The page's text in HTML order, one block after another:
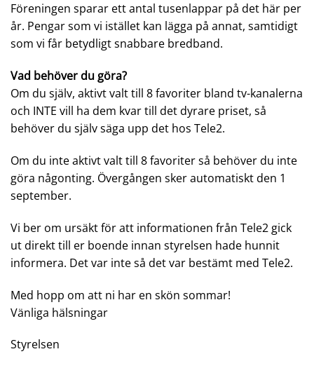
Föreningen sparar ett antal tusenlappar på det här per
år. Pengar som vi istället kan lägga på annat, samtidigt
som vi får betydligt snabbare bredband.
Vad behöver du göra?
Om du själv, aktivt valt till 8 favoriter bland tv-kanalerna
och INTE vill ha dem kvar till det dyrare priset, så
behöver du själv säga upp det hos Tele2.
Om du inte aktivt valt till 8 favoriter så behöver du inte
göra någonting. Övergången sker automatiskt den 1
september.
Vi ber om ursäkt för att informationen från Tele2 gick
ut direkt till er boende innan styrelsen hade hunnit
informera. Det var inte så det var bestämt med Tele2.
Med hopp om att ni har en skön sommar!
Vänliga hälsningar
Styrelsen